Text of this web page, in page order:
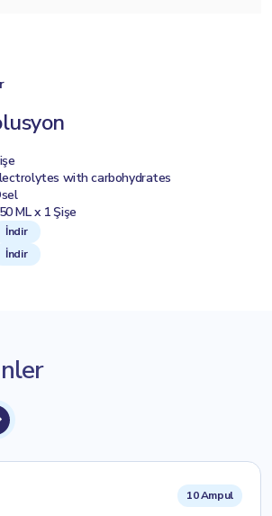
with carbohydrates
ML x 1 Şişe
İndir
İndir
10 Ampul